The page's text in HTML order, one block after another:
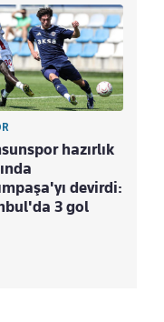
hazırlık
devirdi:
3 gol